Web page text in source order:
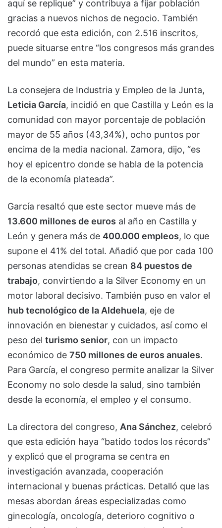
aquí se replique” y contribuya a fijar población
gracias a nuevos nichos de negocio. También
recordó que esta edición, con 2.516 inscritos,
puede situarse entre “los congresos más grandes
del mundo” en esta materia.
La consejera de Industria y Empleo de la Junta,
Leticia García, incidió en que Castilla y León es la
comunidad con mayor porcentaje de población
mayor de 55 años (43,34%), ocho puntos por
encima de la media nacional. Zamora, dijo, “es
hoy el epicentro donde se habla de la potencia
de la economía plateada”.
García resaltó que este sector mueve más de
13.600 millones de euros al año en Castilla y
León y genera más de 400.000 empleos, lo que
supone el 41% del total. Añadió que por cada 100
personas atendidas se crean 84 puestos de
trabajo, convirtiendo a la Silver Economy en un
motor laboral decisivo. También puso en valor el
hub tecnológico de la Aldehuela, eje de
innovación en bienestar y cuidados, así como el
peso del turismo senior, con un impacto
económico de 750 millones de euros anuales.
Para García, el congreso permite analizar la Silver
Economy no solo desde la salud, sino también
desde la economía, el empleo y el consumo.
La directora del congreso, Ana Sánchez, celebró
que esta edición haya “batido todos los récords”
y explicó que el programa se centra en
investigación avanzada, cooperación
internacional y buenas prácticas. Detalló que las
mesas abordan áreas especializadas como
ginecología, oncología, deterioro cognitivo o